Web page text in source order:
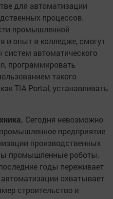
для автоматизации
процессов.
промышленной
и опыт в колледже, смогут
систем автоматического
программировать
такого
TIA Portal, устанавливать
Сегодня невозможно
предприятие
производственных
промышленные роботы.
годы переживает
охватывает
строительство и